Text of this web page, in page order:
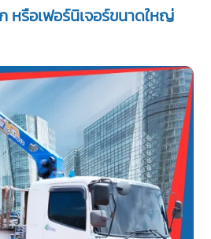
หรือเฟอร์นิเจอร์ขนาดใหญ่